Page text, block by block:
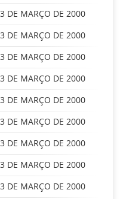
DE MARÇO DE 2000
DE MARÇO DE 2000
DE MARÇO DE 2000
DE MARÇO DE 2000
DE MARÇO DE 2000
DE MARÇO DE 2000
DE MARÇO DE 2000
DE MARÇO DE 2000
DE MARÇO DE 2000